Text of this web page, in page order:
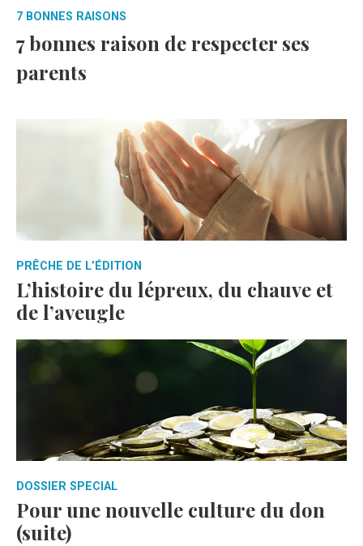
7 BONNES RAISONS
7 bonnes raison de respecter ses
parents
PRÊCHE DE L’ÉDITION
L’histoire du lépreux, du chauve et
de l’aveugle
DOSSIER SPECIAL
Pour une nouvelle culture du don
(suite)